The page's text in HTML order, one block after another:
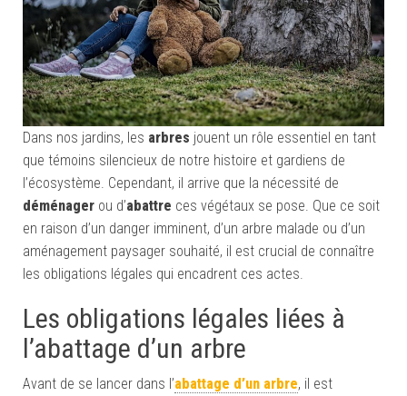
Dans nos jardins, les arbres jouent un rôle essentiel en tant
que témoins silencieux de notre histoire et gardiens de
l’écosystème. Cependant, il arrive que la nécessité de
déménager ou d’abattre ces végétaux se pose. Que ce soit
en raison d’un danger imminent, d’un arbre malade ou d’un
aménagement paysager souhaité, il est crucial de connaître
les obligations légales qui encadrent ces actes.
Les obligations légales liées à
l’abattage d’un arbre
Avant de se lancer dans l’abattage d’un arbre, il est